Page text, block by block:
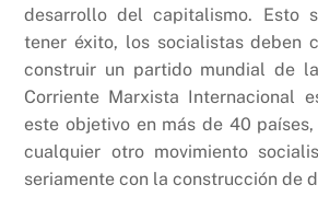
desarrollo del capitalismo. Esto
tener éxito, los socialistas deben
construir un partido mundial de
Corriente Marxista Internacional
este objetivo en más de 40
cualquier otro movimiento
seriamente con la construcción de